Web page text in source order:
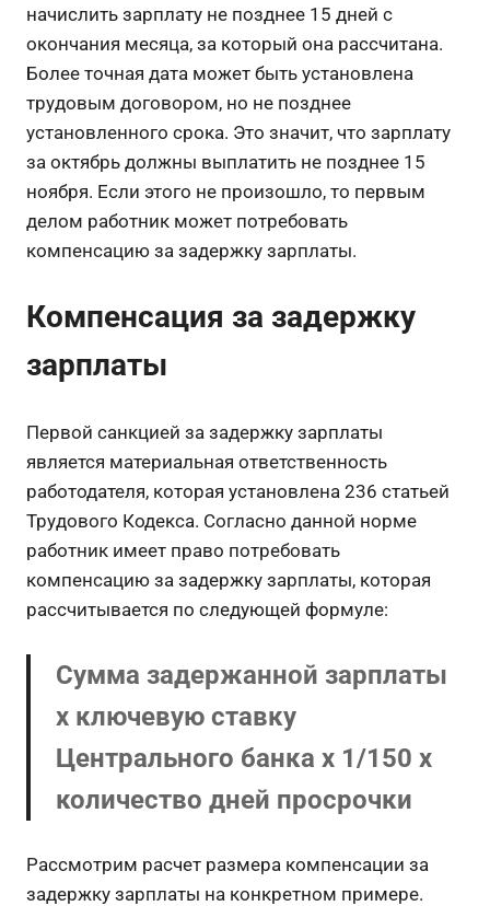
начислить зарплату не позднее 15 дней с
окончания месяца, за который она рассчитана.
Более точная дата может быть установлена
трудовым договором, но не позднее
установленного срока. Это значит, что зарплату
за октябрь должны выплатить не позднее 15
ноября. Если этого не произошло, то первым
делом работник может потребовать
компенсацию за задержку зарплаты.
Компенсация за задержку
зарплаты
Первой санкцией за задержку зарплаты
является материальная ответственность
работодателя, которая установлена 236 статьей
Трудового Кодекса. Согласно данной норме
работник имеет право потребовать
компенсацию за задержку зарплаты, которая
рассчитывается по следующей формуле:
Сумма задержанной зарплаты
x ключевую ставку
Центрального банка x 1/150 x
количество дней просрочки
Рассмотрим расчет размера компенсации за
задержку зарплаты на конкретном примере.